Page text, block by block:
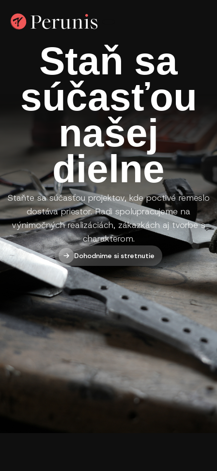
Staň sa
súčasťou
našej
dielne
Staňte sa súčasťou projektov, kde poctivé remeslo
dostáva priestor. Radi spolupracujeme na
výnimočných realizáciách, zákazkách aj tvorbe s
charakterom.
Dohodnime si stretnutie